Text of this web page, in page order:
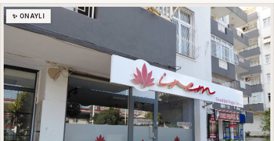
✨ ONAYLI